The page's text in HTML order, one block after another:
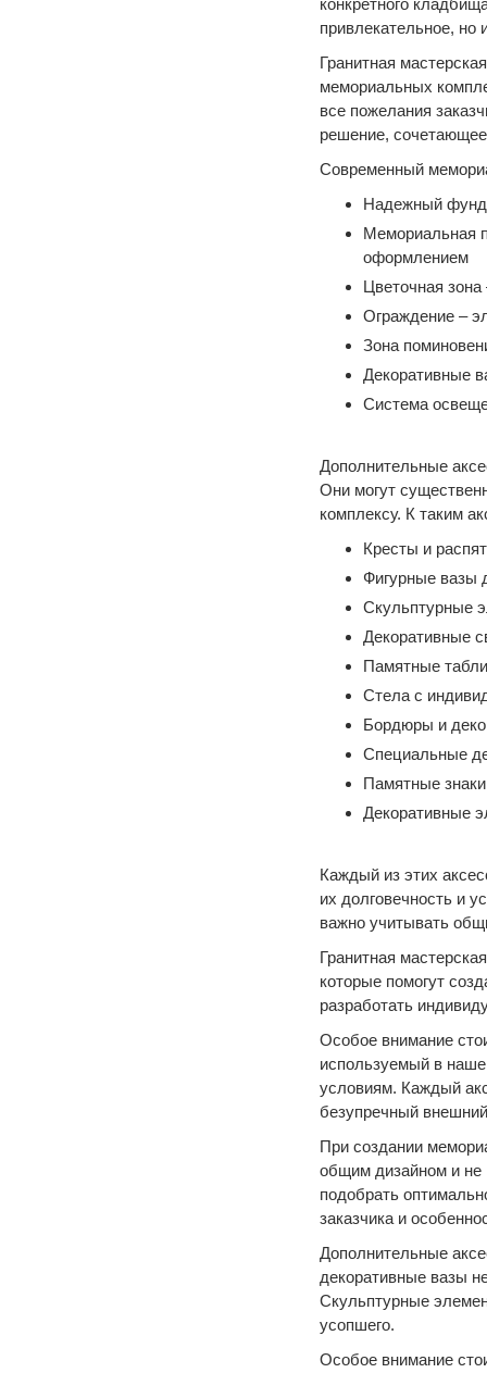
конкретного
привлекательное,
Гранитная
мемориальных
все пожелания
решение, сочетающее
Современный
Надежный
Мемориальная
оформлением
Цветочная
Ограждение –
Зона
Декоративные
Система
Дополнительные
Они могут
комплексу. К таким
Кресты и
Фигурные вазы
Скульптурные
Декоративные
Памятные
Стела с
Бордюры и
Специальные
Памятные
Декоративные
Каждый из этих
их долговечность и
важно учитывать
Гранитная
которые помогут
разработать
Особое внимание
используемый в
условиям. Каждый
безупречный
При создании
общим дизайном и не
подобрать
заказчика и
Дополнительные
декоративные вазы
Скульптурные
усопшего.
Особое внимание